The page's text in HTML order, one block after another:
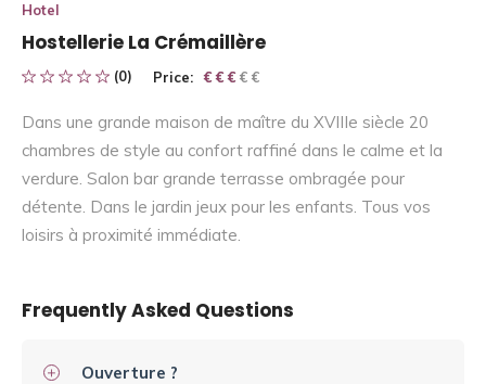
Hotel
Hostellerie La Crémaillère
(0) Price: € € € € €
€ € €
Dans une grande maison de maître du XVIIIe siècle 20
chambres de style au confort raffiné dans le calme et la
verdure. Salon bar grande terrasse ombragée pour
détente. Dans le jardin jeux pour les enfants. Tous vos
loisirs à proximité immédiate.
Frequently Asked Questions
Ouverture ?